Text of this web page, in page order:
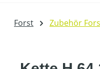
Forst Zubehör